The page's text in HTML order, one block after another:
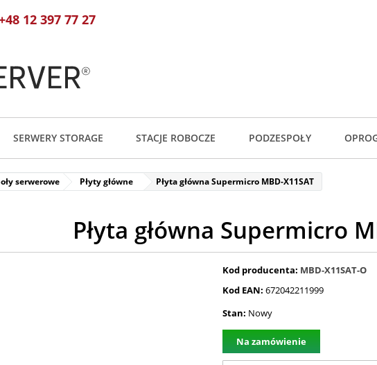
12 397 77 27
SERWERY STORAGE STACJE ROBOCZE PODZESPOŁY
serwerowe Płyty główne Płyta główna Supermicro MBD-X11SAT
Płyta główna Supermicro
Kod producenta: MBD-X11SAT-O
Kod EAN: 672042211999
Stan: Nowy
Na zamówienie